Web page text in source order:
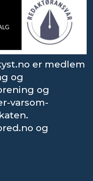
er medlem
og
og
varsom-
og